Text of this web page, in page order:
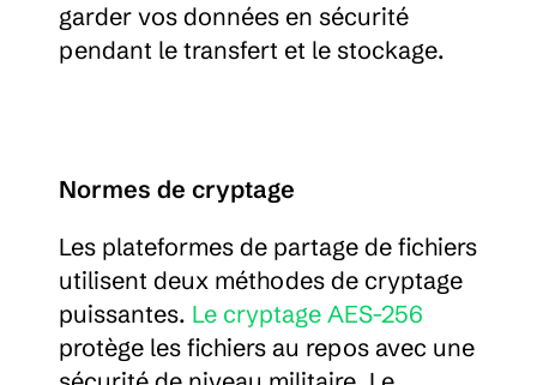
garder vos données en sécurité
pendant le transfert et le stockage.
Normes de cryptage
Les plateformes de partage de fichiers
utilisent deux méthodes de cryptage
puissantes. Le cryptage AES-256
protège les fichiers au repos avec une